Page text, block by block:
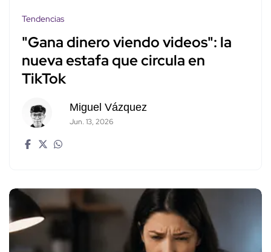
Tendencias
"Gana dinero viendo videos": la
nueva estafa que circula en
TikTok
Miguel Vázquez
Jun. 13, 2026